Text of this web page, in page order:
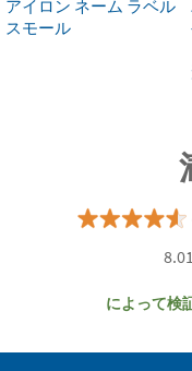
アイロン ネーム ラベル
スモール
によって検